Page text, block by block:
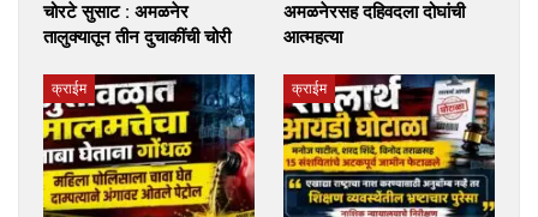
चोरटे सुसाट : अमळनेर
तालुक्यातून तीन दुचाकींची चोरी
अमळनेरसह दहिवदला दोघांची
आत्महत्या
क्राईम क्राईम